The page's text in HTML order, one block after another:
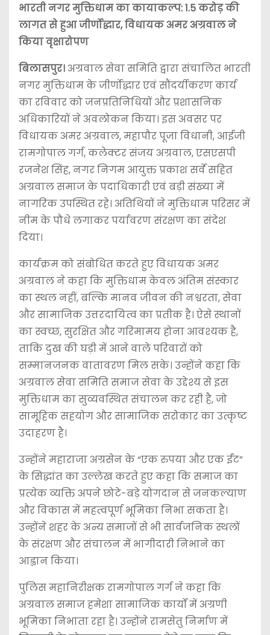
भारती नगर मुक्तिधाम का कायाकल्प: 1.5 करोड़ की
लागत से हुआ जीर्णोद्धार, विधायक अमर अग्रवाल ने
किया वृक्षारोपण
बिलासपुर।अग्रवाल सेवा समिति द्वारा संचालित भारती
नगर मुक्तिधाम के जीर्णोद्धार एवं सौंदर्यीकरण कार्य
का रविवार को जनप्रतिनिधियों और प्रशासनिक
अधिकारियों ने अवलोकन किया। इस अवसर पर
विधायक अमर अग्रवाल, महापौर पूजा विधानी, आईजी
रामगोपाल गर्ग, कलेक्टर संजय अग्रवाल, एसएसपी
रजनेश सिंह, नगर निगम आयुक्त प्रकाश सर्वे सहित
अग्रवाल समाज के पदाधिकारी एवं बड़ी संख्या में
नागरिक उपस्थित रहे। अतिथियों ने मुक्तिधाम परिसर में
नीम के पौधे लगाकर पर्यावरण संरक्षण का संदेश
दिया।
कार्यक्रम को संबोधित करते हुए विधायक अमर
अग्रवाल ने कहा कि मुक्तिधाम केवल अंतिम संस्कार
का स्थल नहीं, बल्कि मानव जीवन की नश्वरता, सेवा
और सामाजिक उत्तरदायित्व का प्रतीक है। ऐसे स्थानों
का स्वच्छ, सुरक्षित और गरिमामय होना आवश्यक है,
ताकि दुख की घड़ी में आने वाले परिवारों को
सम्मानजनक वातावरण मिल सके। उन्होंने कहा कि
अग्रवाल सेवा समिति समाज सेवा के उद्देश्य से इस
मुक्तिधाम का सुव्यवस्थित संचालन कर रही है, जो
सामूहिक सहयोग और सामाजिक सरोकार का उत्कृष्ट
उदाहरण है।
उन्होंने महाराजा अग्रसेन के “एक रुपया और एक ईंट”
के सिद्धांत का उल्लेख करते हुए कहा कि समाज का
प्रत्येक व्यक्ति अपने छोटे-बड़े योगदान से जनकल्याण
और विकास में महत्वपूर्ण भूमिका निभा सकता है।
उन्होंने शहर के अन्य समाजों से भी सार्वजनिक स्थलों
के संरक्षण और संचालन में भागीदारी निभाने का
आह्वान किया।
पुलिस महानिरीक्षक रामगोपाल गर्ग ने कहा कि
अग्रवाल समाज हमेशा सामाजिक कार्यों में अग्रणी
भूमिका निभाता रहा है। उन्होंने रामसेतु निर्माण में